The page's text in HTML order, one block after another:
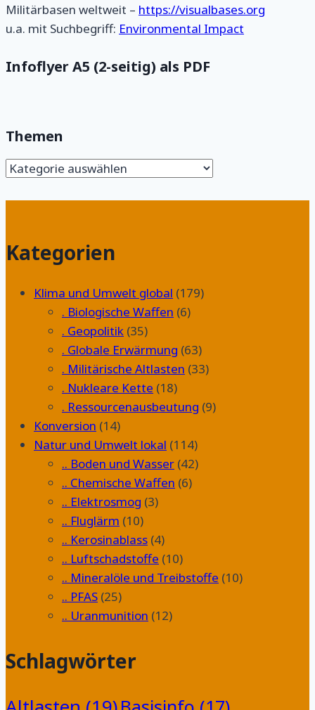
Militärbasen weltweit – https://visualbases.org
u.a. mit Suchbegriff: Environmental Impact
Infoflyer A5 (2-seitig) als PDF
Themen
Themen
Kategorien
Klima und Umwelt global (179)
. Biologische Waffen (6)
. Geopolitik (35)
. Globale Erwärmung (63)
. Militärische Altlasten (33)
. Nukleare Kette (18)
. Ressourcenausbeutung (9)
Konversion (14)
Natur und Umwelt lokal (114)
.. Boden und Wasser (42)
.. Chemische Waffen (6)
.. Elektrosmog (3)
.. Fluglärm (10)
.. Kerosinablass (4)
.. Luftschadstoffe (10)
.. Mineralöle und Treibstoffe (10)
.. PFAS (25)
.. Uranmunition (12)
Schlagwörter